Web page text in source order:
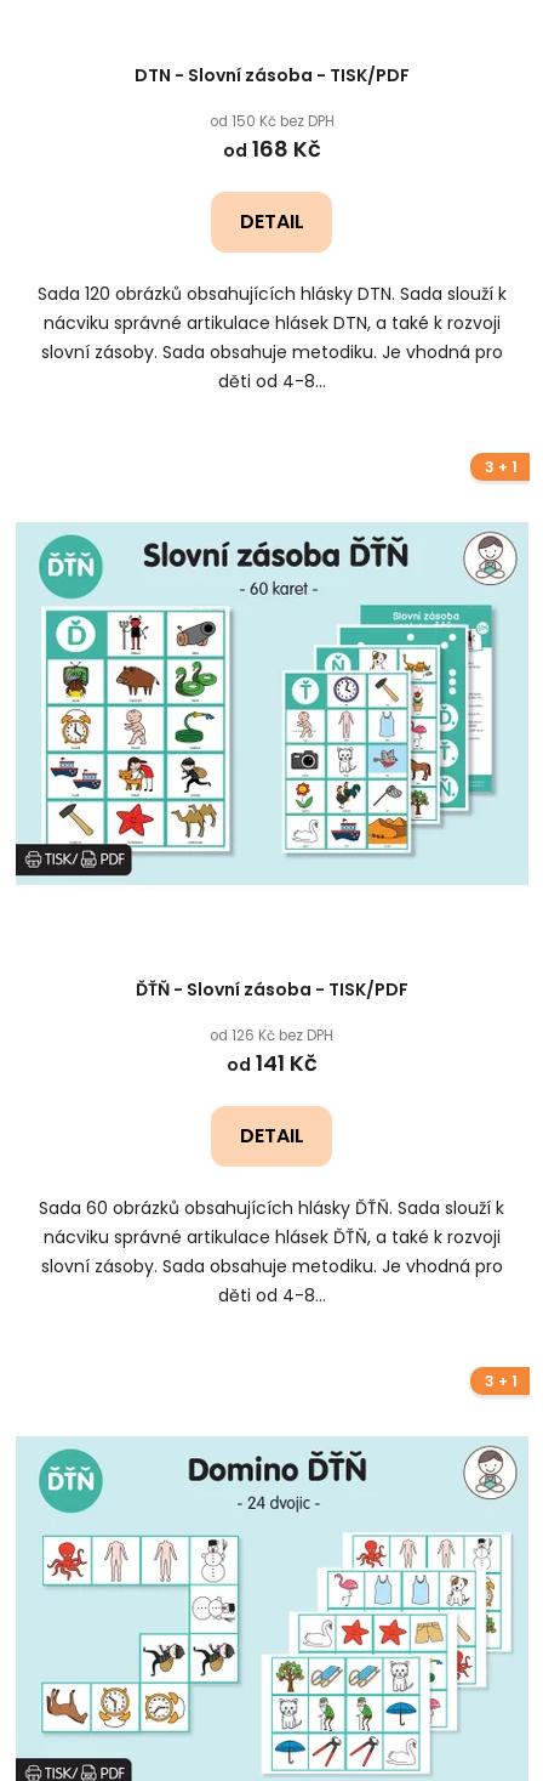
DTN - Slovní zásoba - TISK/PDF
od 150 Kč bez DPH
od 168 Kč
DETAIL
Sada 120 obrázků obsahujících hlásky DTN. Sada slouží k
nácviku správné artikulace hlásek DTN, a také k rozvoji
slovní zásoby. Sada obsahuje metodiku. Je vhodná pro
děti od 4-8...
3 + 1
ĎŤŇ - Slovní zásoba - TISK/PDF
od 126 Kč bez DPH
od 141 Kč
DETAIL
Sada 60 obrázků obsahujících hlásky ĎŤŇ. Sada slouží k
nácviku správné artikulace hlásek ĎŤŇ, a také k rozvoji
slovní zásoby. Sada obsahuje metodiku. Je vhodná pro
děti od 4-8...
3 + 1